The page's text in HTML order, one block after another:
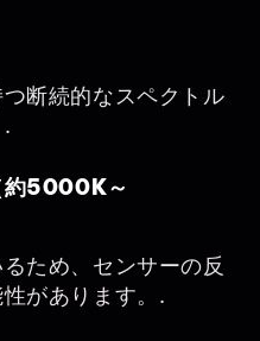
断続的なスペクトル
約5000K～
ため、センサーの反
があります。.